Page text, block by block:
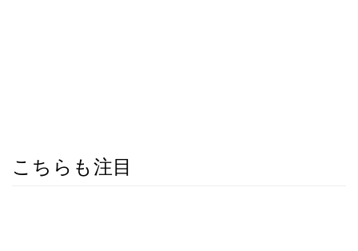
こちらも注目